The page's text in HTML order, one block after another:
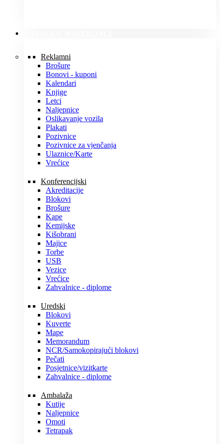
Reklamni
Brošure
Bonovi - kuponi
Kalendari
Knjige
Letci
Naljepnice
Oslikavanje vozila
Plakati
Pozivnice
Pozivnice za vjenčanja
Ulaznice/Karte
Vrećice
Konferencijski
Akreditacije
Blokovi
Brošure
Kape
Kemijske
Kišobrani
Majice
Torbe
USB
Vezice
Vrećice
Zahvalnice - diplome
Uredski
Blokovi
Kuverte
Mape
Memorandum
NCR/Samokopirajući blokovi
Pečati
Posjetnice/vizitkarte
Zahvalnice - diplome
Ambalaža
Kutije
Naljepnice
Omoti
Tetrapak